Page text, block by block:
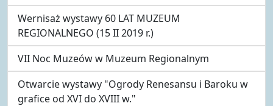
Wernisaż wystawy 60 LAT MUZEUM
REGIONALNEGO (15 II 2019 r.)
VII Noc Muzeów w Muzeum Regionalnym
Otwarcie wystawy "Ogrody Renesansu i Baroku w
grafice od XVI do XVIII w."